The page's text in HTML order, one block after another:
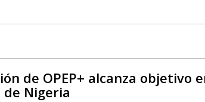
de OPEP+ alcanza objetivo
Nigeria